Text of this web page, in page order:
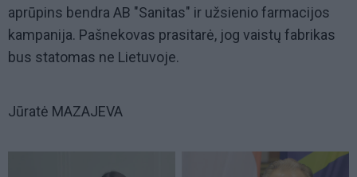
aprūpins bendra AB "Sanitas" ir užsienio farmacijos
kampanija. Pašnekovas prasitarė, jog vaistų fabrikas
bus statomas ne Lietuvoje.
Jūratė MAZAJEVA